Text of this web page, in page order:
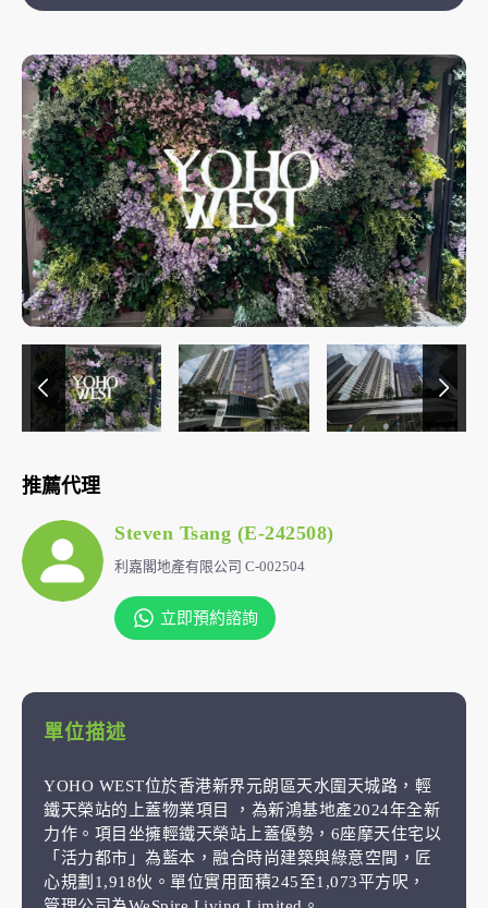
推薦代理
Steven Tsang (E-242508)
利嘉閣地產有限公司 C-002504
立即預約諮詢
單位描述
YOHO WEST位於香港新界元朗區天水圍天城路，輕
鐵天榮站的上蓋物業項目 ，為新鴻基地產2024年全新
力作。項目坐擁輕鐵天榮站上蓋優勢，6座摩天住宅以
「活力都市」為藍本，融合時尚建築與綠意空間，匠
心規劃1,918伙。單位實用面積245至1,073平方呎，